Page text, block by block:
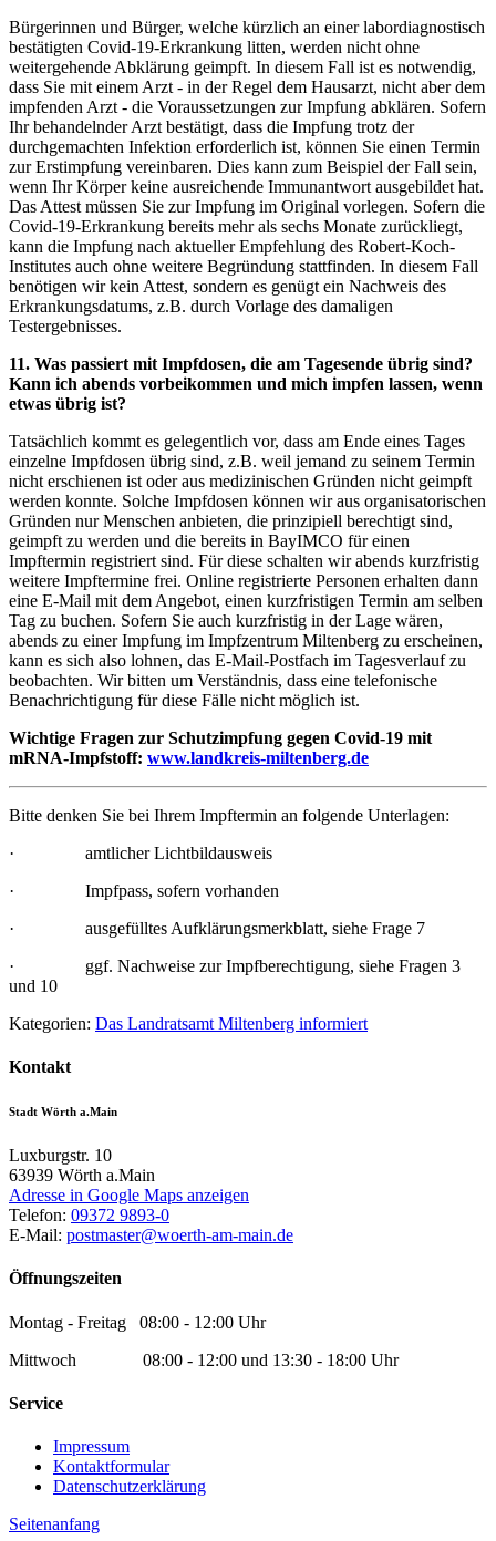
Bürgerinnen und Bürger, welche kürzlich an einer labordiagnostisch
bestätigten Covid-19-Erkrankung litten, werden nicht ohne
weitergehende Abklärung geimpft. In diesem Fall ist es notwendig,
dass Sie mit einem Arzt - in der Regel dem Hausarzt, nicht aber dem
impfenden Arzt - die Voraussetzungen zur Impfung abklären. Sofern
Ihr behandelnder Arzt bestätigt, dass die Impfung trotz der
durchgemachten Infektion erforderlich ist, können Sie einen Termin
zur Erstimpfung vereinbaren. Dies kann zum Beispiel der Fall sein,
wenn Ihr Körper keine ausreichende Immunantwort ausgebildet hat.
Das Attest müssen Sie zur Impfung im Original vorlegen. Sofern die
Covid-19-Erkrankung bereits mehr als sechs Monate zurückliegt,
kann die Impfung nach aktueller Empfehlung des Robert-Koch-
Institutes auch ohne weitere Begründung stattfinden. In diesem Fall
benötigen wir kein Attest, sondern es genügt ein Nachweis des
Erkrankungsdatums, z.B. durch Vorlage des damaligen
Testergebnisses.
11. Was passiert mit Impfdosen, die am Tagesende übrig sind?
Kann ich abends vorbeikommen und mich impfen lassen, wenn
etwas übrig ist?
Tatsächlich kommt es gelegentlich vor, dass am Ende eines Tages
einzelne Impfdosen übrig sind, z.B. weil jemand zu seinem Termin
nicht erschienen ist oder aus medizinischen Gründen nicht geimpft
werden konnte. Solche Impfdosen können wir aus organisatorischen
Gründen nur Menschen anbieten, die prinzipiell berech­tigt sind,
geimpft zu werden und die bereits in BayIMCO für einen
Impftermin registriert sind. Für diese schalten wir abends kurzfristig
weitere Impftermine frei. Online registrierte Personen erhalten dann
eine E-Mail mit dem Angebot, einen kurzfristigen Termin am selben
Tag zu buchen. Sofern Sie auch kurzfristig in der Lage wären,
abends zu einer Impfung im Impfzentrum Miltenberg zu erscheinen,
kann es sich also lohnen, das E-Mail-Post­fach im Tagesverlauf zu
beobachten. Wir bitten um Verständnis, dass eine telefonische
Benachrichtigung für diese Fälle nicht möglich ist.
Wichtige Fragen zur Schutzimpfung gegen Covid-19 mit
mRNA-Impfstoff: www.landkreis-miltenberg.de
Bitte denken Sie bei Ihrem Impf­termin an folgende Unterlagen:
· amtlicher Lichtbildausweis
· Impfpass, sofern vorhanden
· ausgefülltes Aufklärungsmerkblatt, siehe Frage 7
· ggf. Nachweise zur Impfberechtigung, siehe Fragen 3
und 10
Kategorien: Das Landratsamt Miltenberg informiert
Kontakt
Stadt Wörth a.Main
Luxburgstr. 10
63939 Wörth a.Main
Adresse in Google Maps anzeigen
Telefon: 09372 9893-0
E-Mail: postmaster@woerth-am-main.de
Öffnungszeiten
Montag - Freitag 08:00 - 12:00 Uhr
Mittwoch 08:00 - 12:00 und 13:30 - 18:00 Uhr
Service
Impressum
Kontaktformular
Datenschutzerklärung
Seitenanfang